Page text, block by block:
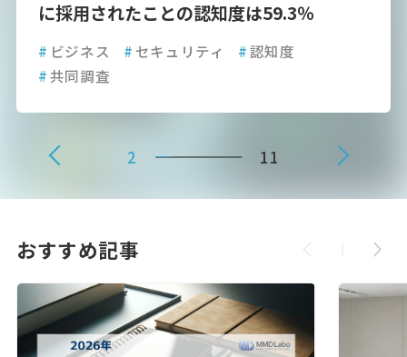
#生活 #意識調査 #共同調査 # AI
3 11
おすすめ記事